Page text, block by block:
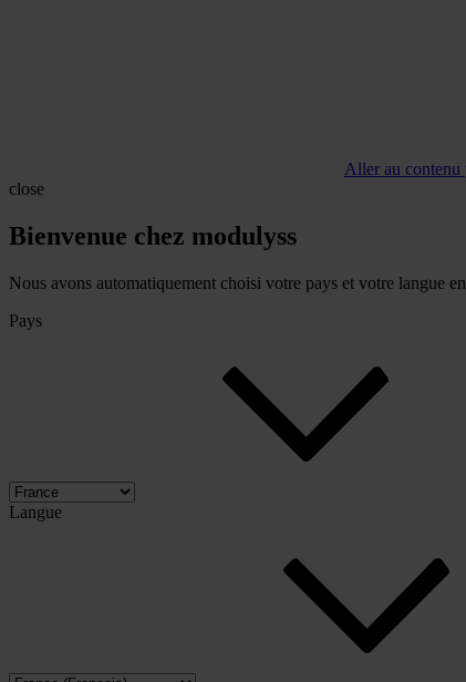
Aller au contenu
close
Bienvenue chez modulyss
Nous avons automatiquement choisi votre pays et votre langue
Pays
Langue